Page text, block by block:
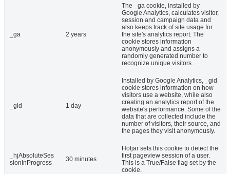
_ga 2 years
The _ga cookie, installed by
Google Analytics, calculates visitor,
session and campaign data and
also keeps track of site usage for
the site's analytics report. The
cookie stores information
anonymously and assigns a
randomly generated number to
recognize unique visitors.
_gid 1 day
Installed by Google Analytics, _gid
cookie stores information on how
visitors use a website, while also
creating an analytics report of the
website's performance. Some of the
data that are collected include the
number of visitors, their source, and
the pages they visit anonymously.
_hjAbsoluteSes
sionInProgress
30 minutes
Hotjar sets this cookie to detect the
first pageview session of a user.
This is a True/False flag set by the
cookie.